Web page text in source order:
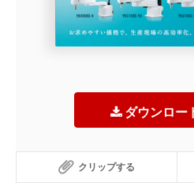
ダウンロー
クリップする